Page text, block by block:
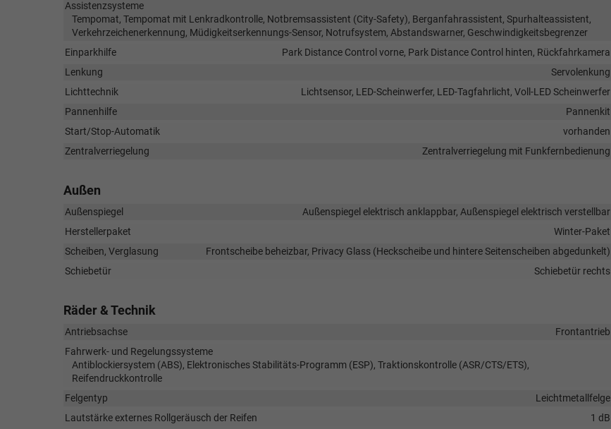
Assistenzsysteme
Tempomat, Tempomat mit Lenkradkontrolle, Notbremsassistent (City-Safety), Berganfahrassistent, Spurhalteassistent,
Verkehrzeichenerkennung, Müdigkeitserkennungs-Sensor, Notrufsystem, Abstandswarner, Geschwindigkeitsbegrenzer
Einparkhilfe
Park Distance Control vorne, Park Distance Control hinten, Rückfahrkamera
Lenkung
Servolenkung
Lichttechnik
Lichtsensor, LED-Scheinwerfer, LED-Tagfahrlicht, Voll-LED Scheinwerfer
Pannenhilfe
Pannenkit
Start/Stop-Automatik
vorhanden
Zentralverriegelung
Zentralverriegelung mit Funkfernbedienung
Außen
Außenspiegel
Außenspiegel elektrisch anklappbar, Außenspiegel elektrisch verstellbar
Herstellerpaket
Winter-Paket
Scheiben, Verglasung
Frontscheibe beheizbar, Privacy Glass (Heckscheibe und hintere Seitenscheiben abgedunkelt)
Schiebetür
Schiebetür rechts
Räder & Technik
Antriebsachse
Frontantrieb
Fahrwerk- und Regelungssysteme
Antiblockiersystem (ABS), Elektronisches Stabilitäts-Programm (ESP), Traktionskontrolle (ASR/CTS/ETS),
Reifendruckkontrolle
Felgentyp
Leichtmetallfelge
Lautstärke externes Rollgeräusch der Reifen
1 dB